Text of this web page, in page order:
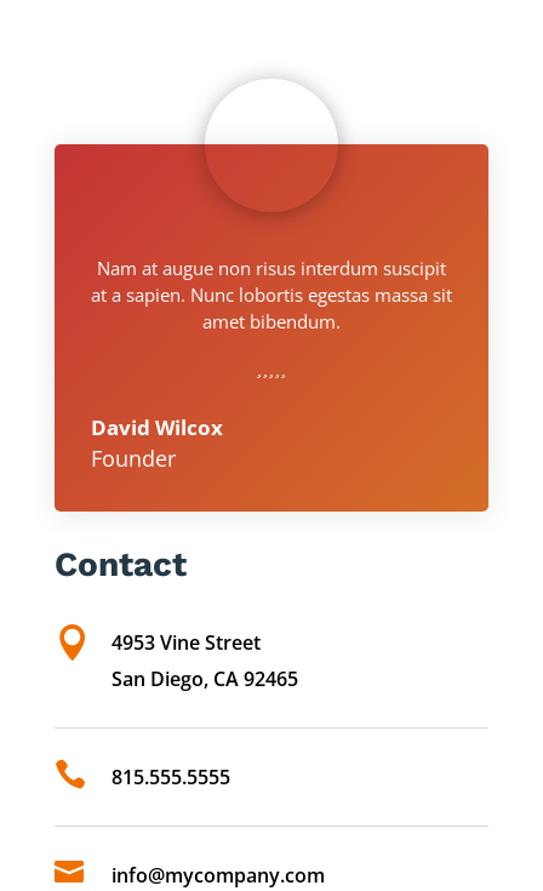
Nam at augue non risus interdum suscipit
at a sapien. Nunc lobortis egestas massa sit
amet bibendum.
David Wilcox
Founder
Contact

4953 Vine Street
San Diego, CA 92465
 815.555.5555
 info@mycompany.com